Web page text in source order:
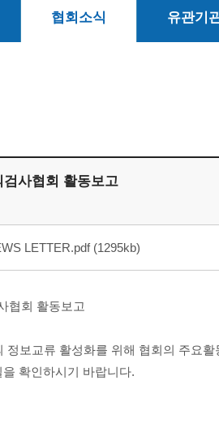
협회소식 유관기
사협회 활동보고
LETTER.pdf (1295kb)
협회 활동보고
정보교류 활성화를 위해 협회의 주요
확인하시기 바랍니다.